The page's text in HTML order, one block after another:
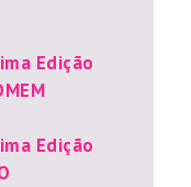
Edição
Edição